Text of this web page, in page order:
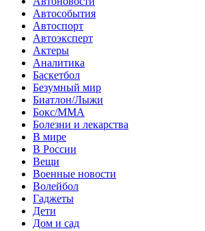
Автособытия
Автоспорт
Автоэксперт
Актеры
Аналитика
Баскетбол
Безумный мир
Биатлон/Лыжи
Бокс/MMA
Болезни и лекарства
В мире
В России
Вещи
Военные новости
Волейбол
Гаджеты
Дети
Дом и сад